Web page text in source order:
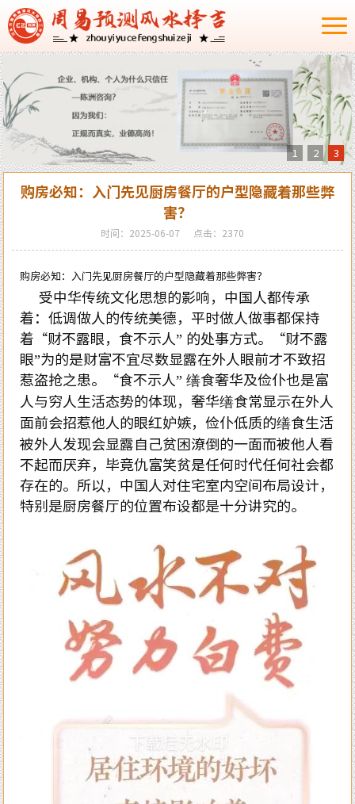
1 2 3
购房必知：入门先见厨房餐厅的户型隐藏着那些弊
害？
时间：2025-06-07 点击：2370
购房必知：入门先见厨房餐厅的户型隐藏着那些弊害？
受中华传统文化思想的影响，中国人都传承
着：低调做人的传统美德，平时做人做事都保持
着“财不露眼，食不示人” 的处事方式。“财不露
眼”为的是财富不宜尽数显露在外人眼前才不致招
惹盗抢之患。“食不示人” 缮食奢华及俭仆也是富
人与穷人生活态势的体现，奢华缮食常显示在外人
面前会招惹他人的眼红妒嫉，俭仆低质的缮食生活
被外人发现会显露自己贫困潦倒的一面而被他人看
不起而厌弃，毕竟仇富笑贫是任何时代任何社会都
存在的。所以，中国人对住宅室内空间布局设计，
特别是厨房餐厅的位置布设都是十分讲究的。